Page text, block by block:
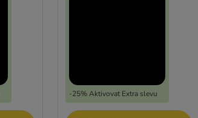
-25% Aktivovat Extra slevu